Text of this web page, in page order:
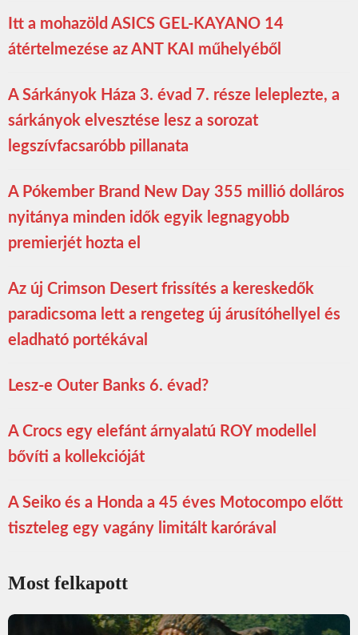
Itt a mohazöld ASICS GEL-KAYANO 14
átértelmezése az ANT KAI műhelyéből
A Sárkányok Háza 3. évad 7. része leleplezte, a
sárkányok elvesztése lesz a sorozat
legszívfacsaróbb pillanata
A Pókember Brand New Day 355 millió dolláros
nyitánya minden idők egyik legnagyobb
premierjét hozta el
Az új Crimson Desert frissítés a kereskedők
paradicsoma lett a rengeteg új árusítóhellyel és
eladható portékával
Lesz-e Outer Banks 6. évad?
A Crocs egy elefánt árnyalatú ROY modellel
bővíti a kollekcióját
A Seiko és a Honda a 45 éves Motocompo előtt
tiszteleg egy vagány limitált karórával
Most felkapott